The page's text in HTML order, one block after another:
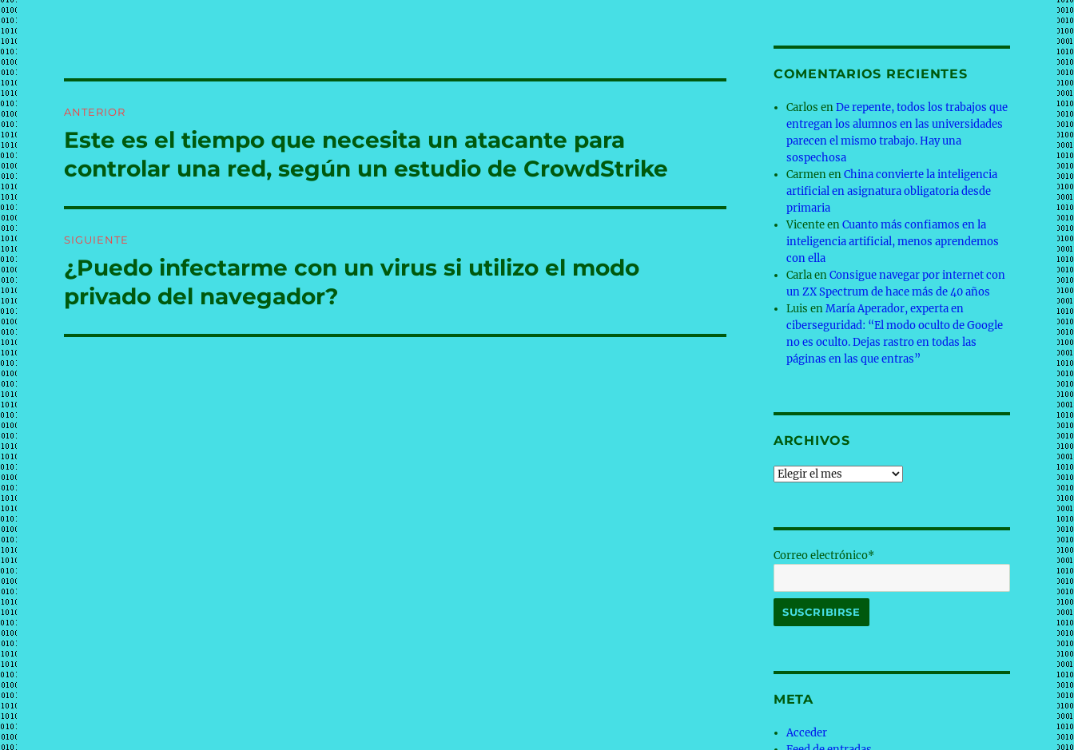
de
entradas
ANTERIOR
Entrada
anterior:
Este es el tiempo que necesita un atacante para
controlar una red, según un estudio de CrowdStrike
SIGUIENTE
Entrada
siguiente:
¿Puedo infectarme con un virus si utilizo el modo
privado del navegador?
COMENTARIOS RECIENTES
Carlos enDe repente, todos los trabajos que
entregan los alumnos en las universidades
parecen el mismo trabajo. Hay una
sospechosa
CarmenenChina convierte la inteligencia
artificial en asignatura obligatoria desde
primaria
VicenteenCuanto más confiamos en la
inteligencia artificial, menos aprendemos
con ella
CarlaenConsigue navegar por internet con
un ZX Spectrum de hace más de 40 años
Luis enMaría Aperador, experta en
ciberseguridad: “El modo oculto de Google
no es oculto. Dejas rastro en todas las
páginas en las que entras”
ARCHIVOS
Archivos
Correo electrónico*
META
Acceder